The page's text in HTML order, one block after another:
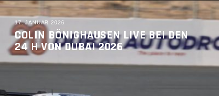
17. JANUAR 2026
COLIN BÖNIGHAUSEN LIVE BEI DEN
24 H VON DUBAI 2026